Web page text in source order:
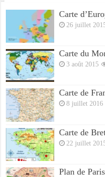
Carte
26 juillet
Carte du
3 août 2015
Carte de
8 juillet 2016
Carte de
22 juillet
Plan de Paris